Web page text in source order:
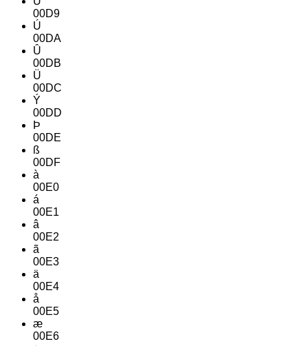
00D9
Ú
00DA
Û
00DB
Ü
00DC
Ý
00DD
Þ
00DE
ß
00DF
à
00E0
á
00E1
â
00E2
ã
00E3
ä
00E4
å
00E5
æ
00E6